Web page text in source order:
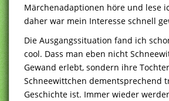
Märchenadaptionen höre und lese
daher war mein Interesse schnell
Die Ausgangssituation fand ich
cool. Dass man eben nicht
Gewand erlebt, sondern ihre
Schneewittchen dementsprechend
Geschichte ist. Immer wieder